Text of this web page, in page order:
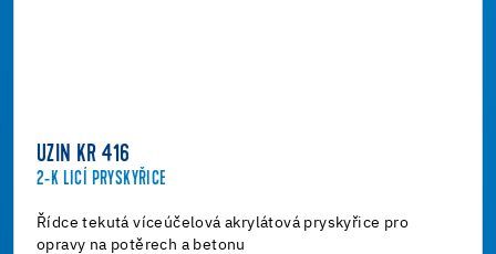
UZIN KR 416
2-K LICÍ PRYSKYŘICE
Řídce tekutá víceúčelová akrylátová pryskyřice pro
opravy na potěrech a betonu